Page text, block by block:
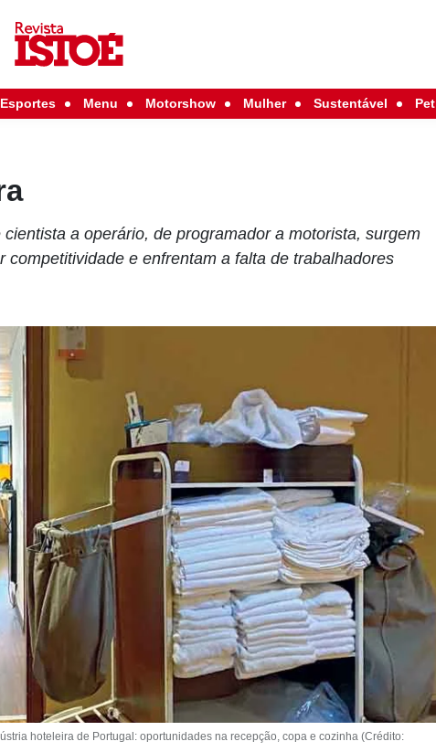
Esportes Menu Motorshow Mulher Sustentável Pet
a operário, de programador a motorista, surgem
e enfrentam a falta de trabalhadores
hoteleira de Portugal: oportunidades na recepção, copa e cozinha (Crédito: